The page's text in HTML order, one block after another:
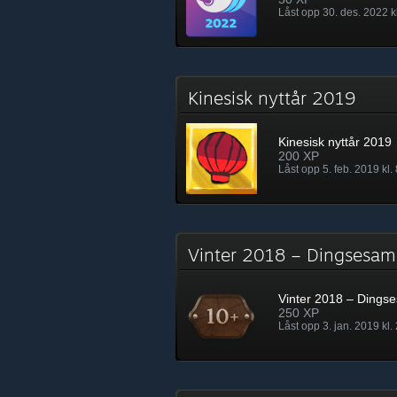
Låst opp 30. des. 2022
Kinesisk nyttår 2019
Kinesisk nyttår 2019
200 XP
Låst opp 5. feb. 2019 kl.
Vinter 2018 –
Vinter 2018 –
250 XP
Låst opp 3. jan. 2019 kl.